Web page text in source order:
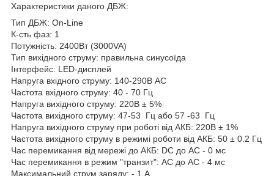
Характеристики даного ДБЖ:
Тип ДБЖ: On-Line
К-сть фаз: 1
Потужність: 2400Вт (3000VA)
Тип вихідного струму: правильна синусоїда
Інтерфейс: LED-дисплей
Напруга вхідного струму: 140-290В АС
Частота вхідного струму: 40 - 70 Гц
Напруга вихідного струму: 220В ± 5%
Частота вихідного струму: 47-53 Гц або 57 -63 Гц
Напруга вихідного струму при роботі від АКБ: 220В ± 1%
Частота вихідного струму в режимі роботи від АКБ: 50 ± 0.2 Гц
Час перемикання від мережі до АКБ: DC до AC - 0 мс
Час перемикання в режим "транзит": AC до AC - 4 мс
Максимальний струм заряду: - 1 А